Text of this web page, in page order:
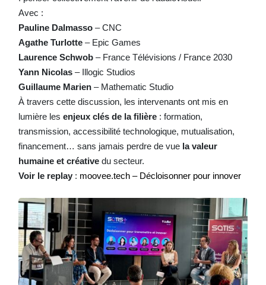
Avec :
Pauline Dalmasso– CNC
Agathe Turlotte– Epic Games
Laurence Schwob– France Télévisions / France 2030
Yann Nicolas– Illogic Studios
Guillaume Marien– Mathematic Studio
À travers cette discussion, les intervenants ont mis en
lumière les enjeux clés de la filière: formation,
transmission, accessibilité technologique, mutualisation,
financement… sans jamais perdre de vue la valeur
humaine et créativedu secteur.
Voir le replay: moovee.tech – Décloisonner pour innover